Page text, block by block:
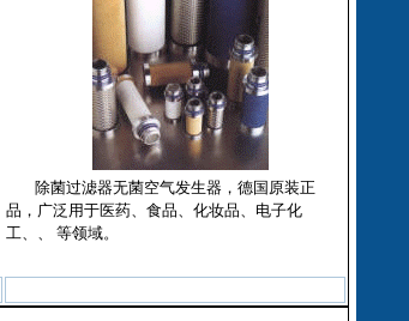
除菌过滤器无菌空气发生器，德国原装正
品，广泛用于医药、食品、化妆品、电子化
工、、 等领域。